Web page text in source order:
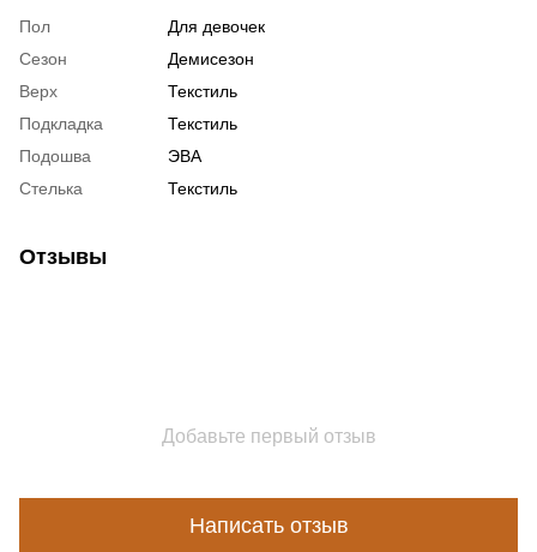
Пол
Для девочек
Сезон
Демисезон
Верх
Текстиль
Подкладка
Текстиль
Подошва
ЭВА
Стелька
Текстиль
Отзывы
Добавьте первый отзыв
Написать отзыв